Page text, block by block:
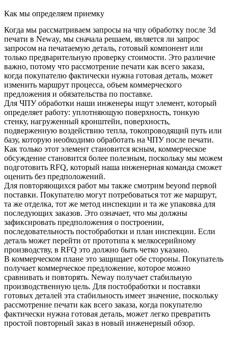
Как мы определяем приемку
Когда мы рассматриваем запросы на чпу обработку после 3d
печати в Neway, мы сначала решаем, является ли запрос
запросом на печатаемую деталь, готовый компонент или
только предварительную проверку стоимости. Это различие
важно, потому что рассмотрение печати как всего заказа,
когда покупателю фактически нужна готовая деталь, может
изменить маршрут процесса, объем коммерческого
предложения и обязательства по поставке.
Для ЧПУ обработки наши инженеры ищут элемент, который
определяет работу: уплотняющую поверхность, тонкую
стенку, нагруженный кронштейн, поверхность,
подверженную воздействию тепла, токопроводящий путь или
базу, которую необходимо обработать на ЧПУ после печати.
Как только этот элемент становится ясным, коммерческое
обсуждение становится более полезным, поскольку мы можем
подготовить RFQ, который наша инженерная команда сможет
оценить без предположений.
Для повторяющихся работ мы также смотрим beyond первой
поставки. Покупателю могут потребоваться тот же маршрут,
та же отделка, тот же метод инспекции и та же упаковка для
последующих заказов. Это означает, что мы должны
зафиксировать предположения о построении,
последовательность постобработки и план инспекции. Если
деталь может перейти от прототипа к мелкосерийному
производству, в RFQ это должно быть четко указано.
В коммерческом плане это защищает обе стороны. Покупатель
получает коммерческое предложение, которое можно
сравнивать и повторять. Neway получает стабильную
производственную цель. Для постобработки и поставки
готовых деталей эта стабильность имеет значение, поскольку
рассмотрение печати как всего заказа, когда покупателю
фактически нужна готовая деталь, может легко превратить
простой повторный заказ в новый инженерный обзор.